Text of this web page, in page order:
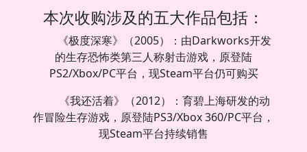
本次收购涉及的五大作品包括：
《极度深寒》（2005）：由Darkworks开发
的生存恐怖类第三人称射击游戏，原登陆
PS2/Xbox/PC平台，现Steam平台仍可购买
《我还活着》（2012）：育碧上海研发的动
作冒险生存游戏，原登陆PS3/Xbox 360/PC平台，
现Steam平台持续销售